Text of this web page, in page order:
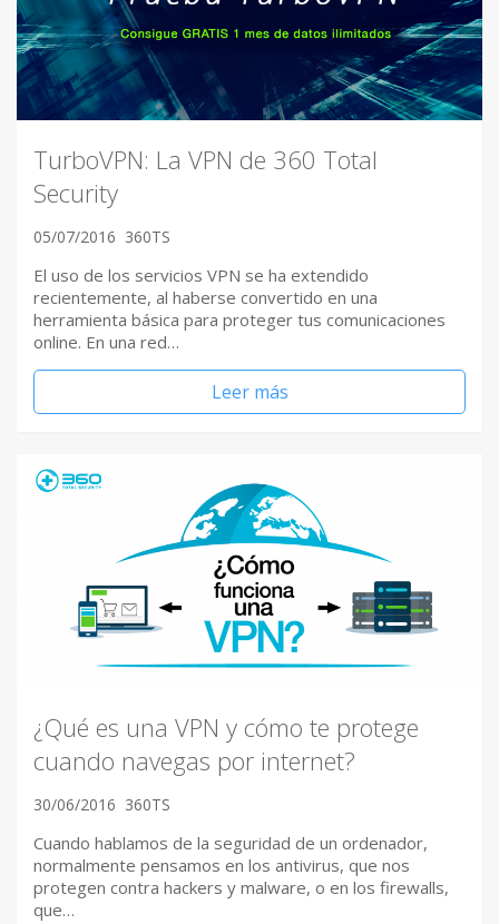
TurboVPN: La VPN de 360 Total
Security
05/07/2016 360TS
El uso de los servicios VPN se ha extendido
recientemente, al haberse convertido en una
herramienta básica para proteger tus comunicaciones
online. En una red…
Leer más
¿Qué es una VPN y cómo te protege
cuando navegas por internet?
30/06/2016 360TS
Cuando hablamos de la seguridad de un ordenador,
normalmente pensamos en los antivirus, que nos
protegen contra hackers y malware, o en los firewalls,
que…